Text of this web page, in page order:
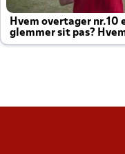
Hvem overtager nr.10
glemmer sit pas?
altid til efter kampe?